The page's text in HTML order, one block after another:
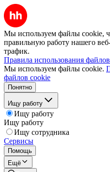
Мы используем файлы cookie,
правильную работу нашего
трафик.
Правила использования
Мы используем файлы cookie.
файлов cookie
Понятно
Ищу работу
Ищу работу
Ищу работу
Ищу сотрудника
Сервисы
Помощь
Ещё